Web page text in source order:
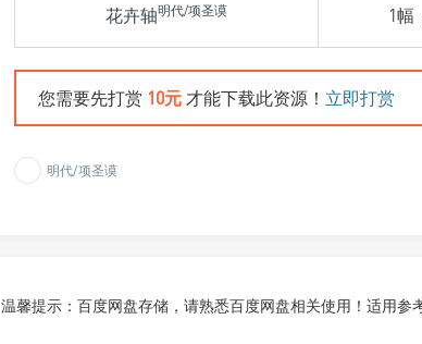
花卉轴明代/项圣谟 1幅
您需要先打赏 10元 才能下载此资源！ 立即打赏
明代/项圣谟
温馨提示：百度网盘存储，请熟悉百度网盘相关使用！适用参